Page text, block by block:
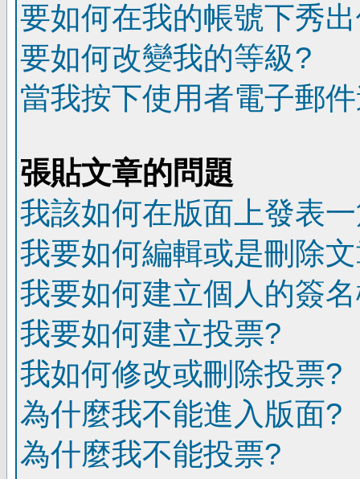
要如何在我的帳號下秀
要如何改變我的等級?
當我按下使用者電子郵
張貼文章的問題
我該如何在版面上發表
我要如何編輯或是刪除
我要如何建立個人的簽
我要如何建立投票?
我如何修改或刪除投票?
為什麼我不能進入版面?
為什麼我不能投票?